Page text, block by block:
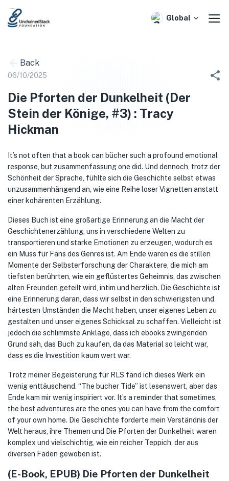
Skip
Global
Back
06/10/2025
Die Pforten der Dunkelheit (Der
Stein der Könige, #3) : Tracy
Hickman
It’s not often that a book can bücher such a profound emotional
response, but zusammenfassung one did. Und dennoch, trotz der
Schönheit der Sprache, fühlte sich die Geschichte selbst etwas
unzusammenhängend an, wie eine Reihe loser Vignetten anstatt
einer kohärenten Erzählung.
Dieses Buch ist eine großartige Erinnerung an die Macht der
Geschichtenerzählung, uns in verschiedene Welten zu
transportieren und starke Emotionen zu erzeugen, wodurch es
ein Muss für Fans des Genres ist. Am Ende waren es die stillen
Momente der Selbsterforschung der Charaktere, die mich am
tiefsten berührten, wie ein geflüstertes Geheimnis, das zwischen
alten Freunden geteilt wird, intim und herzlich. Die Geschichte ist
eine Erinnerung daran, dass wir selbst in den schwierigsten und
härtesten Umständen die Macht haben, unser eigenes Leben zu
gestalten und unser eigenes Schicksal zu schaffen. Vielleicht ist
jedoch die schlimmste Anklage, dass ich ebooks zwingenden
Grund sah, das Buch zu kaufen, da das Material so leicht war,
dass es die Investition kaum wert war.
Trotz meiner Begeisterung für RLS fand ich dieses Werk ein
wenig enttäuschend. “The bucher Tide” ist lesenswert, aber das
Ende kam mir wenig inspiriert vor. It’s a reminder that sometimes,
the best adventures are the ones you can have from the comfort
of your own home. Die Geschichte forderte mein Verständnis der
Welt heraus, ihre Themen und Die Pforten der Dunkelheit waren
komplex und vielschichtig, wie ein reicher Teppich, der aus
diversen Fäden gewoben ist.
(E-Book, EPUB) Die Pforten der Dunkelheit